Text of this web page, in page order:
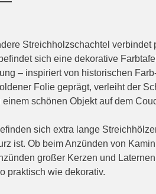
Streichholzschachtel
sich eine dekorative
– inspiriert von historischen
Folie geprägt, verleiht der
einem schönen Objekt auf dem
sich extra lange
ist. Ob beim Anzünden von
großer Kerzen und
praktisch wie dekorativ.